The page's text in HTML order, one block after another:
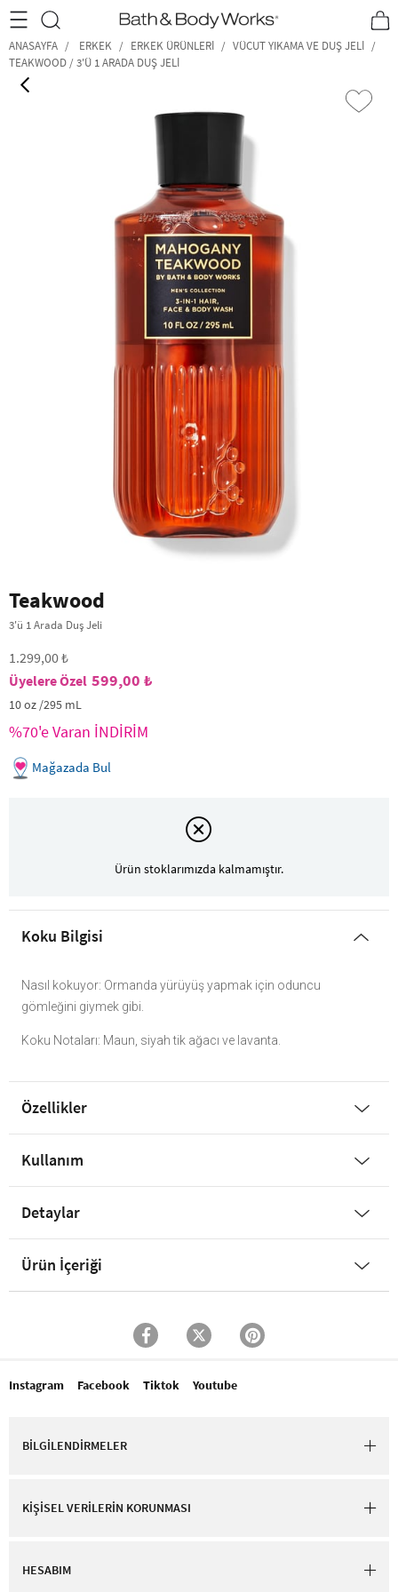
•2200₺ ve Üzeri Kargo Ücretsiz!• *Promosyon Detayları
ANASAYFA ERKEK ERKEK ÜRÜNLERI
VÜCUT YIKAMA VE DUŞ JELI
TEAKWOOD / 3'Ü 1 ARADA DUŞ JELI
Teakwood
3'ü 1 Arada Duş Jeli
1.299,00 ₺
599,00 ₺
10 oz /295 mL
%70'e Varan İNDİRİM
Mağazada Bul
Ürün stoklarımızda kalmamıştır.
Koku Bilgisi
Nasıl kokuyor: Ormanda yürüyüş yapmak için oduncu
gömleğini giymek gibi.
Koku Notaları: Maun, siyah tik ağacı ve lavanta.
Özellikler
Kullanım
Detaylar
Ürün İçeriği
Instagram Facebook Tiktok Youtube
BİLGİLENDİRMELER
KİŞİSEL VERİLERİN KORUNMASI
HESABIM